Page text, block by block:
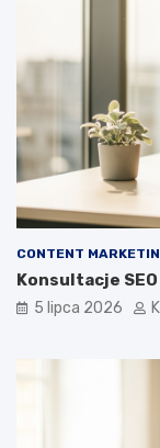
CONTENT
Konsultacje
5 lipca 2026